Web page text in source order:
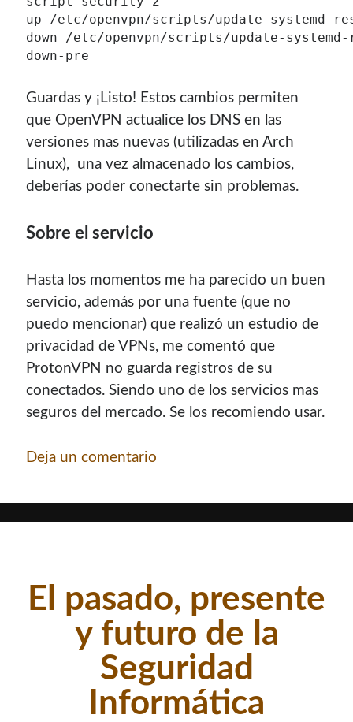
up /etc/openvpn/scripts/update-systemd-
down /etc/openvpn/scripts/update-systemd-
down-pre
Guardas y ¡Listo! Estos cambios permiten
que OpenVPN actualice los DNS en las
versiones mas nuevas (utilizadas en Arch
Linux), una vez almacenado los cambios,
deberías poder conectarte sin problemas.
Sobre el servicio
Hasta los momentos me ha parecido un buen
servicio, además por una fuente (que no
puedo mencionar) que realizó un estudio de
privacidad de VPNs, me comentó que
ProtonVPN no guarda registros de su
conectados. Siendo uno de los servicios mas
seguros del mercado. Se los recomiendo usar.
Deja un comentario
El pasado, presente
y futuro de la
Seguridad
Informática